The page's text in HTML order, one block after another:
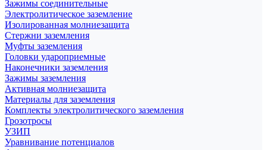
Зажимы соединительные
Электролитическое заземление
Изолированная молниезащита
Стержни заземления
Муфты заземления
Головки удароприемные
Наконечники заземления
Зажимы заземления
Активная молниезащита
Материалы для заземления
Комплекты электролитического заземления
Грозотросы
УЗИП
Уравнивание потенциалов